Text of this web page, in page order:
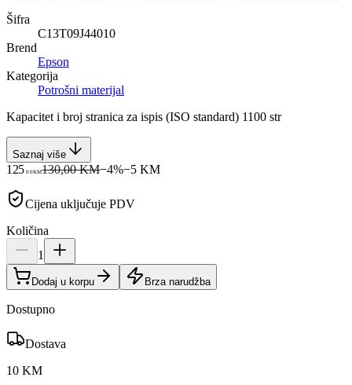
Šifra
C13T09J44010
Brend
Epson
Kategorija
Potrošni materijal
Kapacitet i broj stranica za ispis (ISO standard) 1100 str
Saznaj više
125 00KM130,00 KM−4%−5 KM
Cijena uključuje PDV
Količina
1
Dodaj u korpu Brza narudžba
Dostupno
Dostava
10 KM